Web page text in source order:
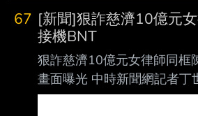
--
67 [新聞]狠詐慈濟10億元
接機BNT
狠詐慈濟10億元女律師同框
畫面曝光 中時新聞網記者丁
會、台積電和慈濟等民間單